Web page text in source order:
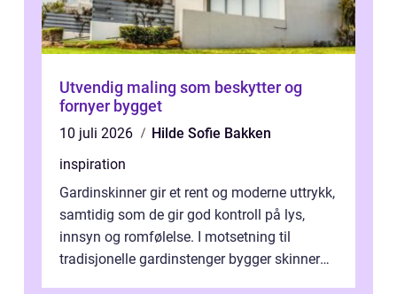
Utvendig maling som beskytter og
fornyer bygget
10 juli 2026
Hilde Sofie Bakken
inspiration
Gardinskinner gir et rent og moderne uttrykk,
samtidig som de gir god kontroll på lys,
innsyn og romfølelse. I motsetning til
tradisjonelle gardinstenger bygger skinner